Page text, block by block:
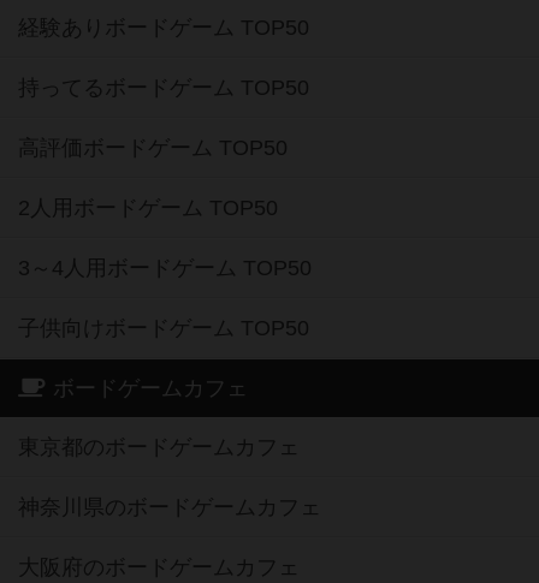
経験ありボードゲーム TOP50
持ってるボードゲーム TOP50
高評価ボードゲーム TOP50
2人用ボードゲーム TOP50
3～4人用ボードゲーム TOP50
子供向けボードゲーム TOP50
ボードゲームカフェ
東京都のボードゲームカフェ
神奈川県のボードゲームカフェ
大阪府のボードゲームカフェ